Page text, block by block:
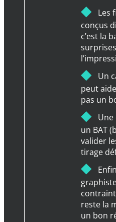
◆ Les
conçus
c’est la
◆ Un
peut
pas un
◆
un BAT
valider
tirage
◆
reste la
un bon